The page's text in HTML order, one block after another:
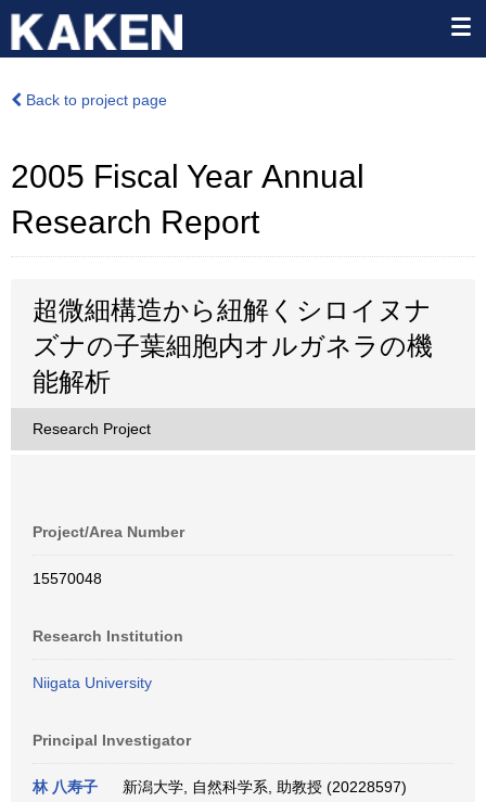
Back to project page
2005 Fiscal Year Annual
Research Report
超微細構造から紐解くシロイヌナ
ズナの子葉細胞内オルガネラの機
能解析
Research Project
Project/Area Number
15570048
Research Institution
Niigata University
Principal Investigator
林 八寿子 新潟大学, 自然科学系, 助教授 (20228597)